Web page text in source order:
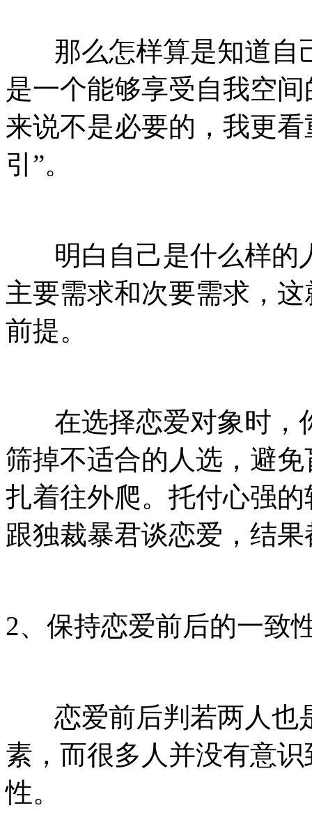
那么怎样算是知道自
是一个能够享受自我空
来说不是必要的，我更
引”。
明白自己是什么样的
主要需求和次要需求，
前提。
在选择恋爱对象时，
筛掉不适合的人选，避
扎着往外爬。托付心强
跟独裁暴君谈恋爱，结
2、保持恋爱前后的一致
恋爱前后判若两人也
素，而很多人并没有意
性。